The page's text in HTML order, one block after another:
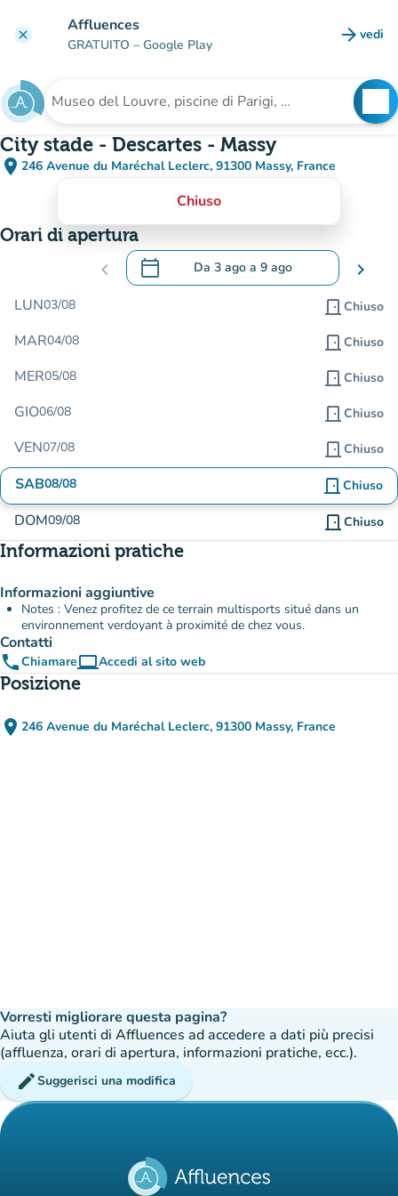
clear Affluences
GRATUITO – Google Play arrow_forward vedi
Cerca una struttura
City stade - Descartes - Massy
place 246 Avenue du Maréchal Leclerc, 91300 Massy, France
(apri in Google Maps)
(nuova scheda)
Chiuso
Orari di apertura
chevron_left calendar_today Da 3 ago a 9 ago
.Aprire il calendario per modificare le
chevron_right
LUN03/08 door_front Chiuso
MAR04/08 door_front Chiuso
MER05/08 door_front Chiuso
GIO06/08 door_front Chiuso
VEN07/08 door_front Chiuso
SAB08/08 door_front Chiuso
DOM09/08 door_front Chiuso
Informazioni pratiche
Informazioni aggiuntive
Notes : Venez profitez de ce terrain multisports situé dans un
environnement verdoyant à proximité de chez vous.
Contatti
phoneChiamarecomputerAccedi al sito web
(nuova scheda)
Posizione
place 246 Avenue du Maréchal Leclerc, 91300 Massy, France
(apri in Google Maps)
(nuova scheda)
Vorresti migliorare questa pagina?
Aiuta gli utenti di Affluences ad accedere a dati più precisi
(affluenza, orari di apertura, informazioni pratiche, ecc.).
editSuggerisci una modifica